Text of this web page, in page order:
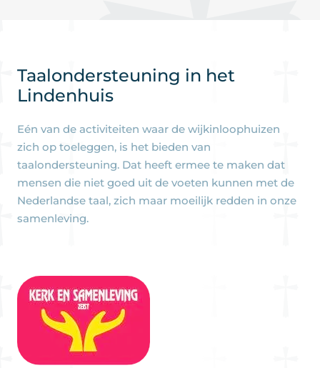
Taalondersteuning in het
Lindenhuis
Eén van de activiteiten waar de wijkinloophuizen
zich op toeleggen, is het bieden van
taalondersteuning. Dat heeft ermee te maken dat
mensen die niet goed uit de voeten kunnen met de
Nederlandse taal, zich maar moeilijk redden in onze
samenleving.